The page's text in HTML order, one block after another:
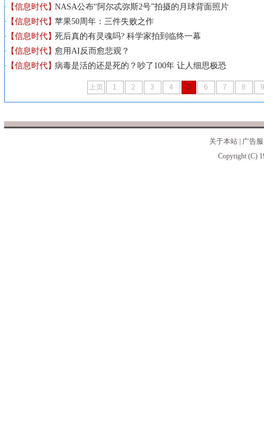
【信息时代】NASA公布“阿尔忒弥斯2号”拍摄的月球背面照片
【信息时代】苹果50周年：三件失败之作
【信息时代】死后真的有灵魂吗? 科学家拍到临终一幕
【信息时代】愈用AI反而愈悲观？
【信息时代】病毒是活的还是死的？吵了100年 让人细思极恐
上页 1 2 3 4 5 6 7 8 9
关于本站
广告
Copyright (C)